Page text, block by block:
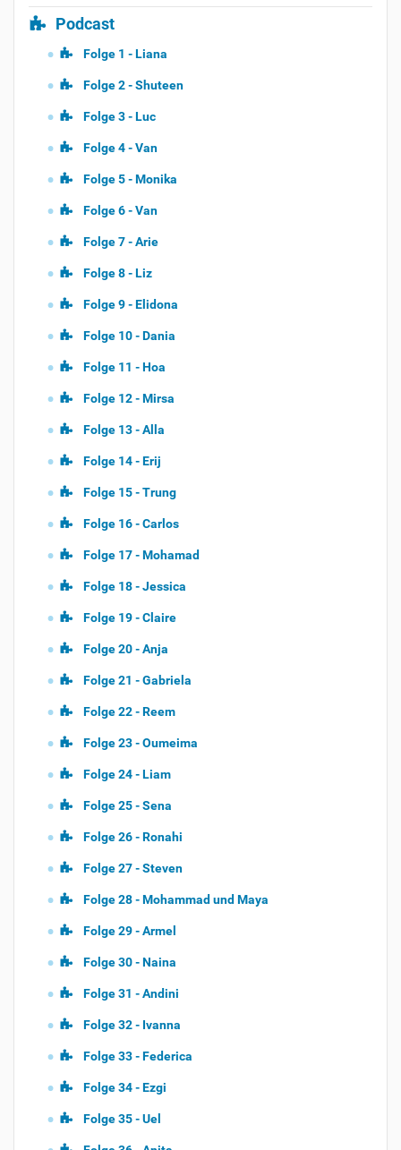
Podcast
Folge 1 - Liana
Folge 2 - Shuteen
Folge 3 - Luc
Folge 4 - Van
Folge 5 - Monika
Folge 6 - Van
Folge 7 - Arie
Folge 8 - Liz
Folge 9 - Elidona
Folge 10 - Dania
Folge 11 - Hoa
Folge 12 - Mirsa
Folge 13 - Alla
Folge 14 - Erij
Folge 15 - Trung
Folge 16 - Carlos
Folge 17 - Mohamad
Folge 18 - Jessica
Folge 19 - Claire
Folge 20 - Anja
Folge 21 - Gabriela
Folge 22 - Reem
Folge 23 - Oumeima
Folge 24 - Liam
Folge 25 - Sena
Folge 26 - Ronahi
Folge 27 - Steven
Folge 28 - Mohammad und Maya
Folge 29 - Armel
Folge 30 - Naina
Folge 31 - Andini
Folge 32 - Ivanna
Folge 33 - Federica
Folge 34 - Ezgi
Folge 35 - Uel